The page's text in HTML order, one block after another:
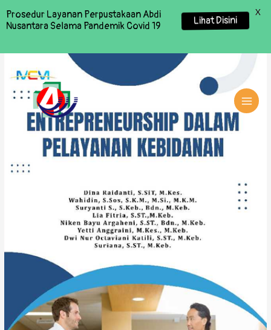
Prosedur Layanan Perpustakaan Abdi
Nusantara Selama Pandemik Covid 19
Lihat Disini
X